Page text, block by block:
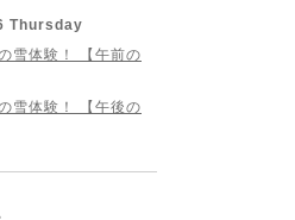
Thursday
雪体験！ 【午前の
雪体験！ 【午後の